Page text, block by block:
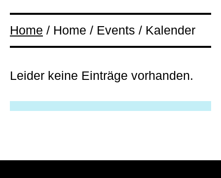
Home / Home / Events / Kalender
Leider keine Einträge vorhanden.